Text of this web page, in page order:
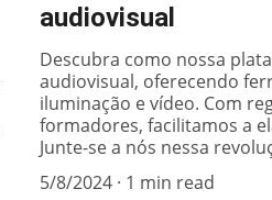
audiovisual
Descubra como nossa
audiovisual, oferecendo
iluminação e vídeo. Com
formadores, facilitamos a
Junte-se a nós nessa
5/8/2024 1 min read